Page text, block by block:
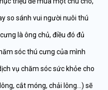
so sánh vui người nuôi thú
là ông chủ, điều đó đủ
sóc thú cưng của mình
vụ chăm sóc sức khỏe cho
cắt móng, chải lông…) sẽ